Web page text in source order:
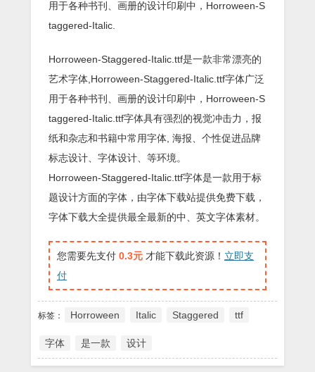
用于各种书刊、画册的设计印刷中，Horroween-S
taggered-Italic.
Horroween-Staggered-Italic.ttf是一款非常漂亮的
艺术字体,Horroween-Staggered-Italic.ttf字体广泛
用于各种书刊、画册的设计印刷中，Horroween-S
taggered-Italic.ttf字体具有强烈的视觉冲击力，报
纸和杂志和书籍中常用字体, 海报、个性促进品牌
标志设计、字体设计、等环境。
Horroween-Staggered-Italic.ttf字体是一款用于标
题设计方面的字体，由字体下载站提供免费下载，
字体下载大全提供最全最新的中、英文字体素材。
您需要先支付 0.3元 才能下载此资源！ 立即支
付
标签： Horroween Italic Staggered ttf
字体 是一款 设计